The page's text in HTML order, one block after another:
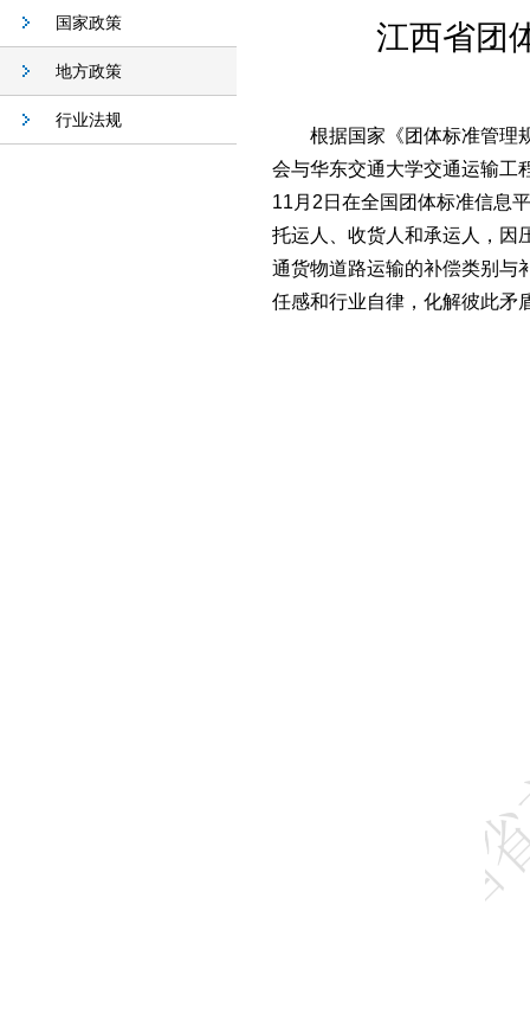
国家政策
地方政策
行业法规
江西省团
根据国家《团体标准管理
会与华东交通大学交通运输工
11月2日在全国团体标准信息
托运人、收货人和承运人，因
通货物道路运输的补偿类别与
任感和行业自律，化解彼此矛